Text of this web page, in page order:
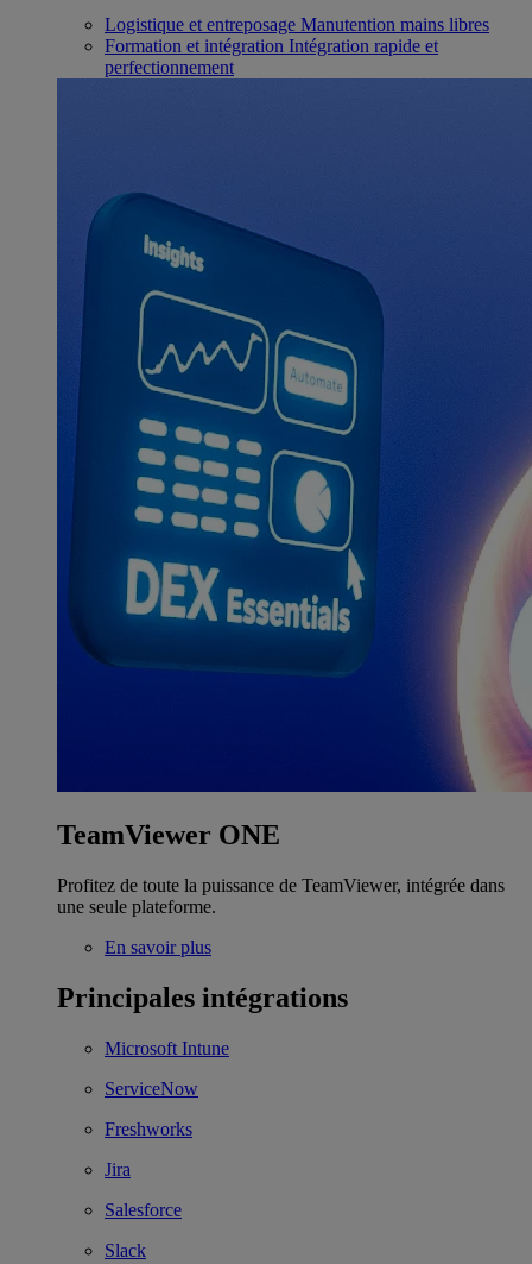
Logistique et entreposage Manutention mains libres
Formation et intégration Intégration rapide et
perfectionnement
TeamViewer ONE
Profitez de toute la puissance de TeamViewer, intégrée dans
une seule plateforme.
En savoir plus
Principales intégrations
Microsoft Intune
ServiceNow
Freshworks
Jira
Salesforce
Slack